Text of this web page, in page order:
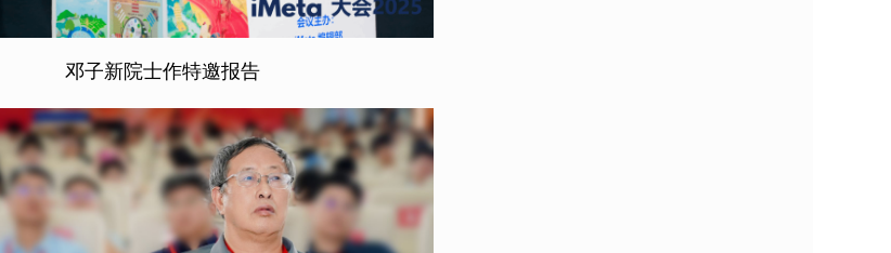
邓子新院士作特邀报告